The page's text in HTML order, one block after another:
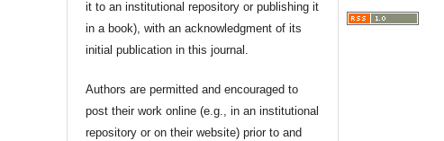
it to an institutional repository or publishing it
in a book), with an acknowledgment of its
initial publication in this journal.
Authors are permitted and encouraged to
post their work online (e.g., in an institutional
repository or on their website) prior to and